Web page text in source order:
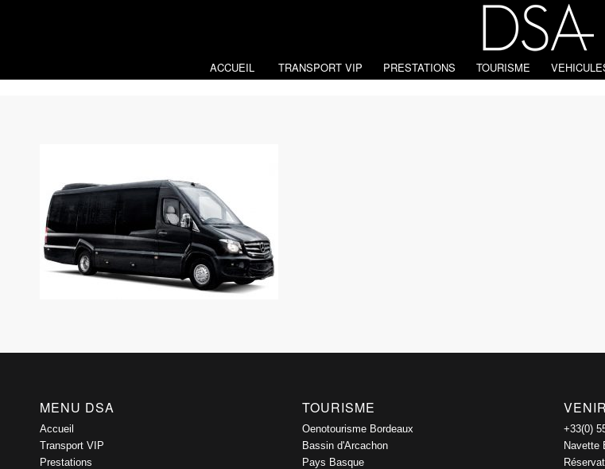
ACCUEIL TRANSPORT VIP PRESTATIONS TOURISME
MENU DSA
Accueil
Transport VIP
Prestations
TOURISME
Oenotourisme Bordeaux
Bassin d'Arcachon
Pays Basque
+33(0)
Navette